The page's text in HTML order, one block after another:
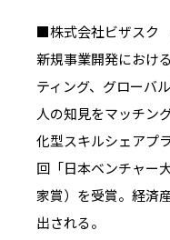
■株式会社ビザスク
新規事業開発におけ
ティング、グローバ
人の知見をマッチン
化型スキルシェアプ
回「日本ベンチャー
家賞）を受賞。経済
出される。